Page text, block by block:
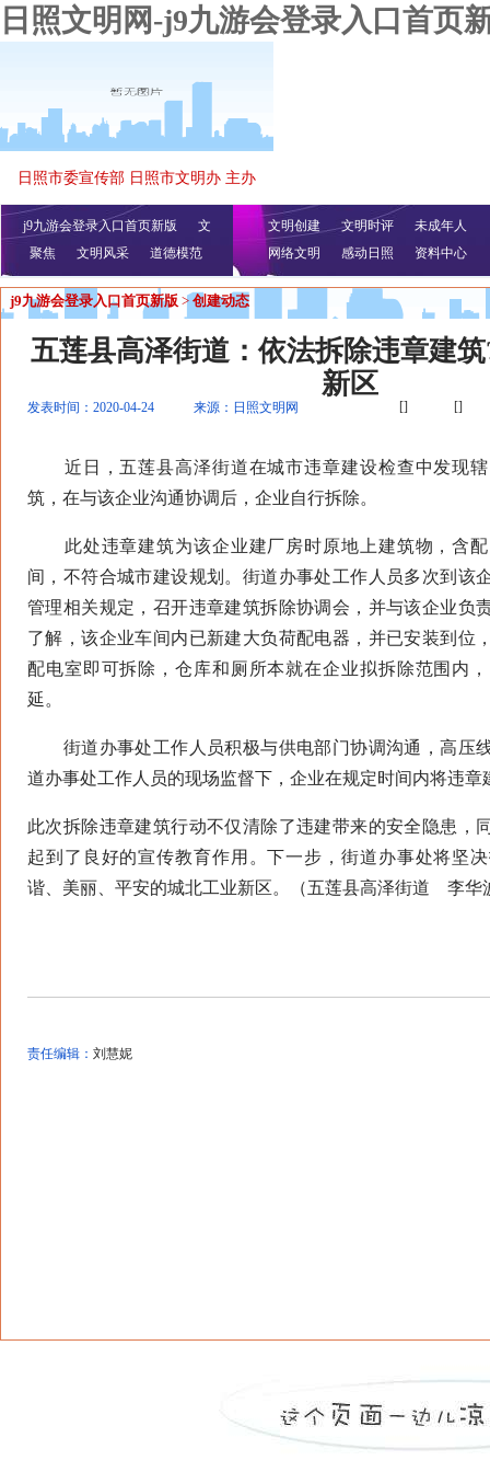
日照文明网-j9九游会登录入口首页
日照市委宣传部 日照市文明办 主办
j9九游会登录入口首页新版
文
明播报
公益视频
聚焦 文明风采 道德模范
文明创建 文明时评
未成年人
网络文明
感动日照 资料中心
j9九游会登录入口首页新版 > 创建动态
五莲县高泽街道：依法拆除违章建
新区
发表时间：2020-04-24 来源：日照文明网 [] []
近日，五莲县高泽街道在城市违章建设检查中发现辖
筑，在与该企业沟通协调后，企业自行拆除。
此处违章建筑为该企业建厂房时原地上建筑物，含配
间，不符合城市建设规划。街道办事处工作人员多次到该
管理相关规定，召开违章建筑拆除协调会，并与该企业负
了解，该企业车间内已新建大负荷配电器，并已安装到位
配电室即可拆除，仓库和厕所本就在企业拟拆除范围内
延。
街道办事处工作人员积极与供电部门协调沟通，高压
道办事处工作人员的现场监督下，企业在规定时间内将违章
此次拆除违章建筑行动不仅清除了违建带来的安全隐患，
起到了良好的宣传教育作用。下一步，街道办事处将坚
谐、美丽、平安的城北工业新区。（五莲县高泽街道 李华
责任编辑： 刘慧妮